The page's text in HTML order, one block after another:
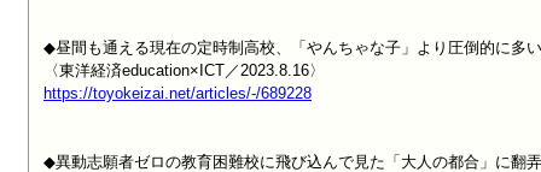
◆昼間も通える現在の定時制高校、「やんちゃな子」より圧倒的に多
https://toyokeizai.net/articles/-/689228
◆異動志願者ゼロの教育困難校に飛び込んで見た「大人の都合」に翻